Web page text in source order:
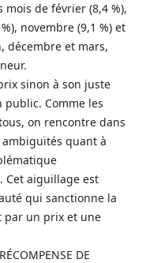
de février (8,4 %),
novembre (9,1 %) et
décembre et mars,
sinon à son juste
Comme les
on rencontre dans
ambiguïtés quant à
Cet aiguillage est
qui sanctionne la
par un prix et une
DE